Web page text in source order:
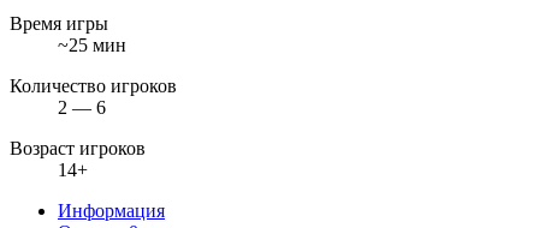
Время игры
~25 мин
Количество игроков
2 — 6
Возраст игроков
14+
Информация